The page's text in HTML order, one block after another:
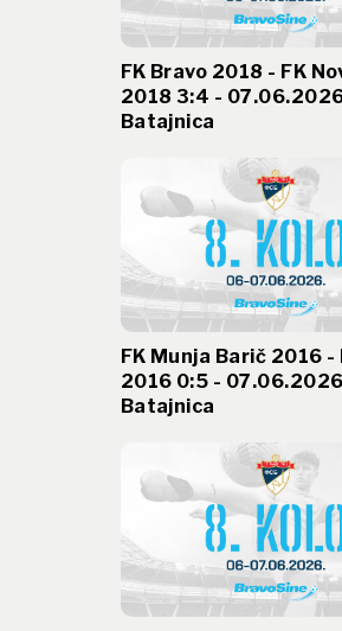
FK Bravo 2018 - FK
2018 3:4 -
Batajnica
FK Munja Barič 2016 -
2016 0:5 -
Batajnica